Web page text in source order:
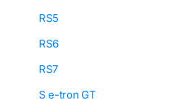
RS5
RS6
RS7
S e-tron GT